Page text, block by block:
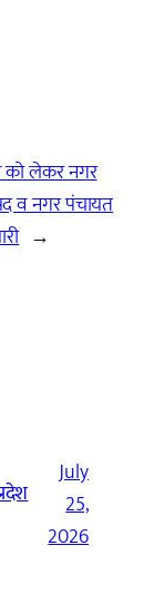
को लेकर नगर
व नगर पंचायत
→
July
25,
2026